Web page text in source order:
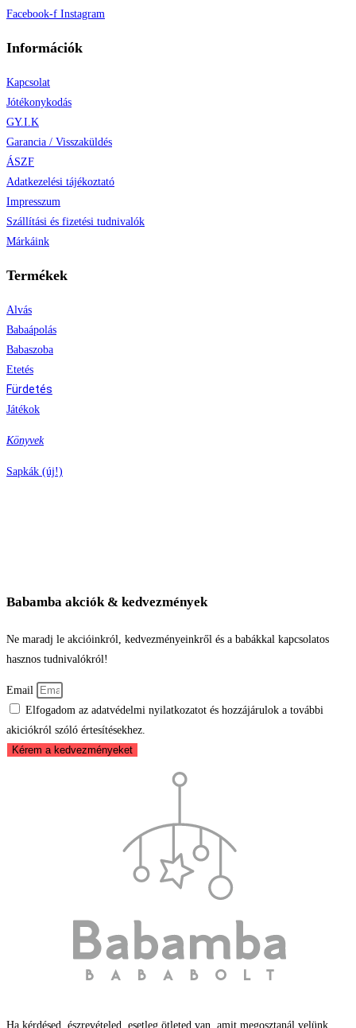
Facebook-f Instagram
Információk
Kapcsolat
Jótékonykodás
GY.I.K
Garancia / Visszaküldés
ÁSZF
Adatkezelési tájékoztató
Impresszum
Szállítási és fizetési tudnivalók
Márkáink
Termékek
Alvás
Babaápolás
Babaszoba
Etetés
Fürdetés
Játékok
Könyvek
Sapkák (új!)
Babamba akciók & kedvezmények
Ne maradj le akcióinkról, kedvezményeinkről és a babákkal kapcsolatos
hasznos tudnivalókról!
Email
Elfogadom az adatvédelmi nyilatkozatot és hozzájárulok a további
akiciókról szóló értesítésekhez.
Kérem a kedvezményeket
Ha kérdésed, észrevételed, esetleg ötleted van, amit megosztanál velünk,